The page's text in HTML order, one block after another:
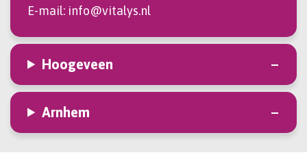
E-mail: info@vitalys.nl
Hoogeveen
Arnhem